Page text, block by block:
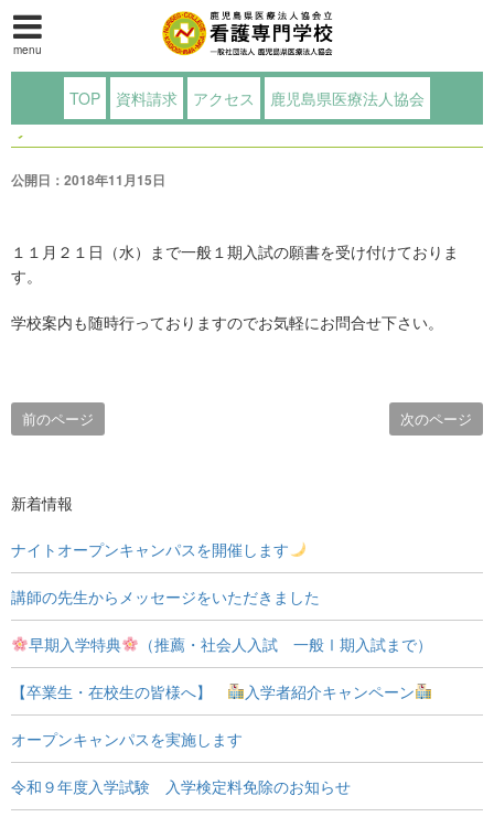
menu
TOP 資料請求 アクセス 鹿児島県医療法人協会
一般１期入学試験、願書受付中で
す
公開日：2018年11月15日
１１月２１日（水）まで一般１期入試の願書を受け付けておりま
す。
学校案内も随時行っておりますのでお気軽にお問合せ下さい。
前のページ 次のページ
新着情報
ナイトオープンキャンパスを開催します
講師の先生からメッセージをいただきました
早期入学特典 （推薦・社会人入試 一般Ⅰ期入試まで）
【卒業生・在校生の皆様へ】 入学者紹介キャンペーン
オープンキャンパスを実施します
令和９年度入学試験 入学検定料免除のお知らせ